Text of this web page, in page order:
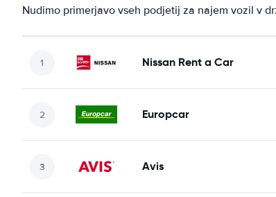
Nudimo primerjavo vseh podjetij za najem vozil v
Nissan Rent a Car
Europcar
Avis